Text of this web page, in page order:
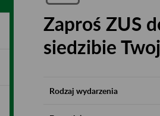
Zaproś ZUS
siedzibie
Rodzaj wydarzenia